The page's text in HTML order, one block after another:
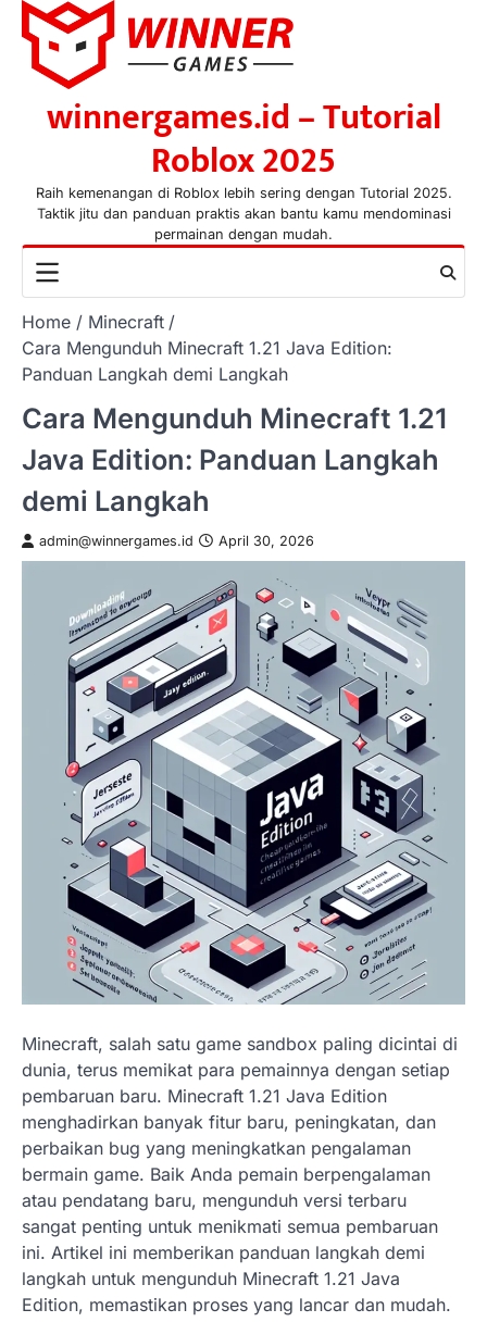
Skip
content
winnergames.id – Tutorial
Roblox 2025
Raih kemenangan di Roblox lebih sering dengan Tutorial 2025.
Taktik jitu dan panduan praktis akan bantu kamu mendominasi
permainan dengan mudah.
Home
Minecraft
Cara Mengunduh Minecraft 1.21 Java Edition:
Panduan Langkah demi Langkah
Cara Mengunduh Minecraft 1.21
Java Edition: Panduan Langkah
demi Langkah
admin@winnergames.id April 30, 2026
Minecraft, salah satu game sandbox paling dicintai di
dunia, terus memikat para pemainnya dengan setiap
pembaruan baru. Minecraft 1.21 Java Edition
menghadirkan banyak fitur baru, peningkatan, dan
perbaikan bug yang meningkatkan pengalaman
bermain game. Baik Anda pemain berpengalaman
atau pendatang baru, mengunduh versi terbaru
sangat penting untuk menikmati semua pembaruan
ini. Artikel ini memberikan panduan langkah demi
langkah untuk mengunduh Minecraft 1.21 Java
Edition, memastikan proses yang lancar dan mudah.